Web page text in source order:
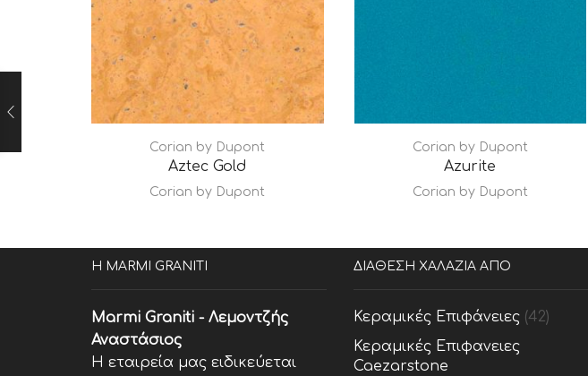
Corian by Dupont
Aztec Gold
Corian by Dupont
Corian by Dupont
Azurite
Corian by Dupont
Η MARMI GRANITI
Marmi Graniti - Λεμοντζής
Αναστάσιος
Η εταιρεία μας ειδικεύεται
ΔΙΑΘΕΣΗ ΧΑΛΑΖΙΑ ΑΠΟ
Κεραμικές Επιφάνειες (42)
Κεραμικές Επιφανειες
Caezarstone